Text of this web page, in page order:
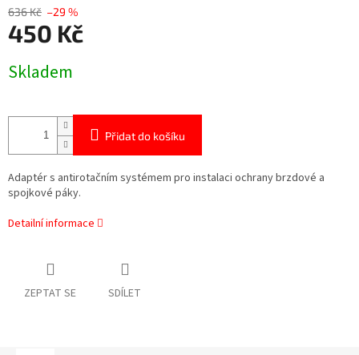
636 Kč –29 %
450 Kč
cena:
Skladem
Přidat do košíku
Adaptér s antirotačním systémem pro instalaci ochrany brzdové a
spojkové páky.
Detailní informace
ZEPTAT SE SDÍLET